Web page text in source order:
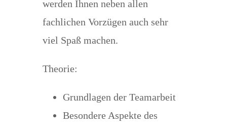
werden Ihnen neben allen
fachlichen Vorzügen auch sehr
viel Spaß machen.
Theorie:
Grundlagen der Teamarbeit
Besondere Aspekte des